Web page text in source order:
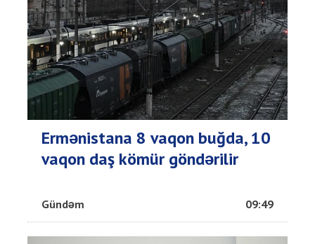
Ermənistana 8 vaqon buğda, 10
vaqon daş kömür göndərilir
Gündəm 09:49